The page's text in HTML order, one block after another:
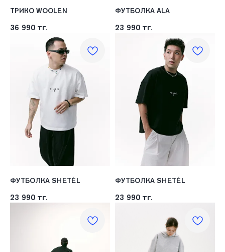
ТРИКО WOOLEN
36 990 тг.
ФУТБОЛКА ALA
23 990 тг.
ФУТБОЛКА SHETÉL
23 990 тг.
ФУТБОЛКА SHETÉL
23 990 тг.